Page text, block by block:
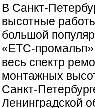
В Санкт-
высотные
большой
«ЕТС-
весь спектр
монтажных
Санкт-
Ленинградской